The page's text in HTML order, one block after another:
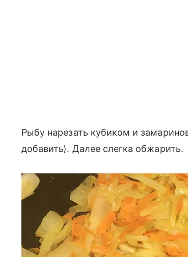
Рыбу нарезать кубиком и
добавить). Далее слегка обжарить.